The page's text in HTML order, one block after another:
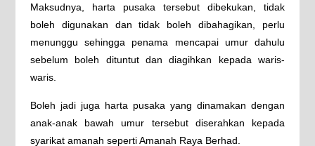
Maksudnya, harta pusaka tersebut dibekukan, tidak
boleh digunakan dan tidak boleh dibahagikan, perlu
menunggu sehingga penama mencapai umur dahulu
sebelum boleh dituntut dan diagihkan kepada waris-
waris.
Boleh jadi juga harta pusaka yang dinamakan dengan
anak-anak bawah umur tersebut diserahkan kepada
syarikat amanah seperti Amanah Raya Berhad.